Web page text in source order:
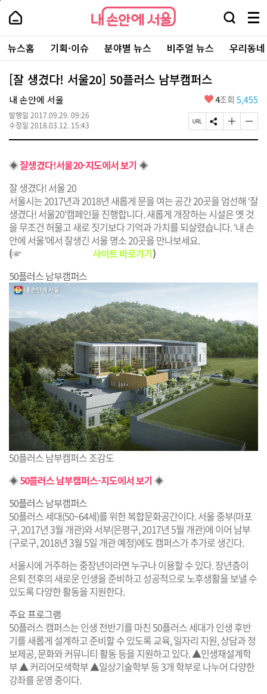
본
로
가
내
손
안
에
서
울
-
서
울
시
대
표
소
포
털
내
손
에
울
검
창
열
기
메
뉴
전
체
보
주
요
서
뉴스홈 기획·이슈 분야별 뉴스 비주얼 뉴스 우리동
[잘 생겼다! 서울20] 50플러스 남부캠퍼스
내 손안에 서울
발행일 2017.09.29. 09:26
수정일 2018.03.12. 15:43
좋
요
4조회 5,455
페
이
사
S
N
글
자
경
하
기
글
자
경
하
기
◈잘생겼다!서울20-지도에서 보기◈
잘 생겼다! 서울 20
서울시는 2017년과 2018년 새롭게 문을 여는 공간 20곳을 엄선해 ‘잘
생겼다! 서울20'캠페인을 진행합니다. 새롭게 개장하는 시설은 옛 것
을 무조건 허물고 새로 짓기보다 기억과 가치를 되살렸습니다. ‘내 손
안에 서울’에서 잘생긴 서울 명소 20곳을 만나보세요.
(☞
사이트 바로가기)
50플러스 남부캠퍼스
50플러스 남부캠퍼스 조감도
◈50플러스 남부캠퍼스-지도에서 보기◈
50플러스 남부캠퍼스
50플러스 세대(50~64세)를 위한 복합문화공간이다. 서울 중부(마포
구, 2017년 3월 개관)와 서부(은평구, 2017년 5월 개관)에 이어 남부
(구로구, 2018년 3월 5일 개관 예정)에도 캠퍼스가 추가로 생긴다.
서울시에 거주하는 중장년이라면 누구나 이용할 수 있다. 장년층이
은퇴 전후의 새로운 인생을 준비하고 성공적으로 노후생활을 보낼 수
있도록 다양한 활동을 지원한다.
주요 프로그램
50플러스 캠퍼스는 인생 전반기를 마친 50플러스 세대가 인생 후반
기를 새롭게 설계하고 준비할 수 있도록 교육, 일자리 지원, 상담과 정
보제공, 문화와 커뮤니티 활동 등을 지원하고 있다. ▲인생재설계학
부 ▲ 커리어모색학부 ▲일상기술학부 등 3개 학부로 나누어 다양한
강좌를 운영 중이다.
페
상
단
로